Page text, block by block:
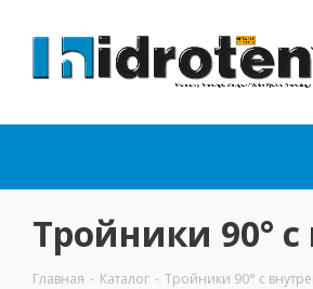
Тройники 90°
Главная - Каталог - Тройники 90° с